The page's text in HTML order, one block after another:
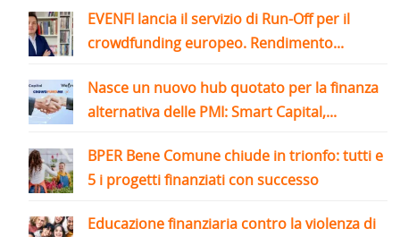
EVENFI lancia il servizio di Run-Off per il
crowdfunding europeo. Rendimento...
Nasce un nuovo hub quotato per la finanza
alternativa delle PMI: Smart Capital,...
BPER Bene Comune chiude in trionfo: tutti e
5 i progetti finanziati con successo
Educazione finanziaria contro la violenza di